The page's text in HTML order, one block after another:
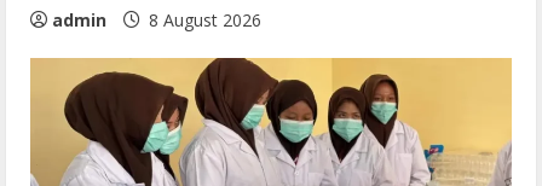
admin 8 August 2026